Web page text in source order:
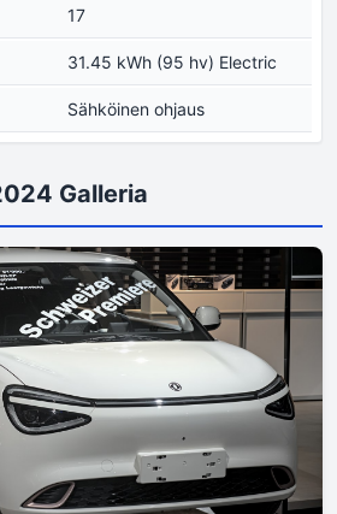
17
31.45 kWh (95 hv) Electric
Sähköinen ohjaus
Galleria